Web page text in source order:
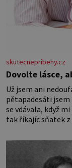
skutecnepribehy.cz
Dovolte lásce,
Už jsem ani
pětapadesáti jsem
se vdávala, když
tak říkajíc sňatek z
nesvědčilo, brzy